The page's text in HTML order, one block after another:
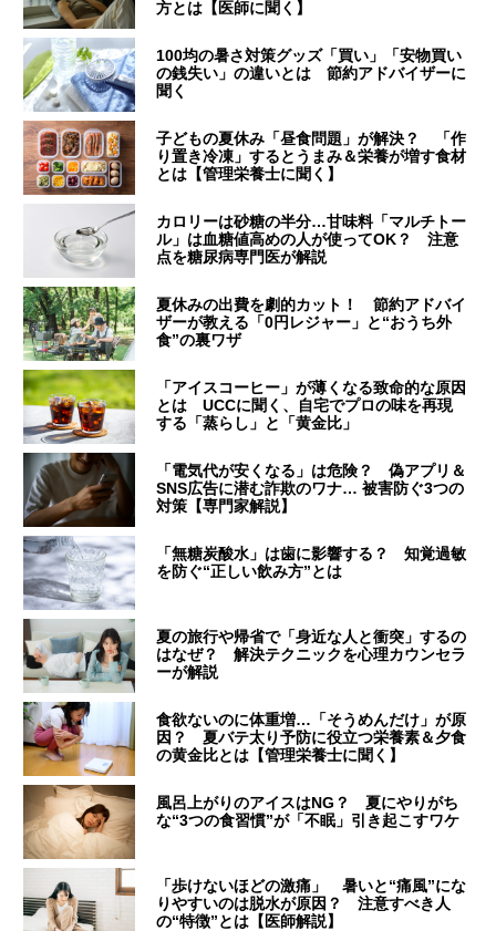
方とは【医師に聞く】
100均の暑さ対策グッズ「買い」「安物買い
の銭失い」の違いとは 節約アドバイザーに
聞く
子どもの夏休み「昼食問題」が解決？ 「作
り置き冷凍」するとうまみ＆栄養が増す食材
とは【管理栄養士に聞く】
カロリーは砂糖の半分…甘味料「マルチトー
ル」は血糖値高めの人が使ってOK？ 注意
点を糖尿病専門医が解説
夏休みの出費を劇的カット！ 節約アドバイ
ザーが教える「0円レジャー」と“おうち外
食”の裏ワザ
「アイスコーヒー」が薄くなる致命的な原因
とは UCCに聞く、自宅でプロの味を再現
する「蒸らし」と「黄金比」
「電気代が安くなる」は危険？ 偽アプリ＆
SNS広告に潜む詐欺のワナ… 被害防ぐ3つの
対策【専門家解説】
「無糖炭酸水」は歯に影響する？ 知覚過敏
を防ぐ“正しい飲み方”とは
夏の旅行や帰省で「身近な人と衝突」するの
はなぜ？ 解決テクニックを心理カウンセラ
ーが解説
食欲ないのに体重増…「そうめんだけ」が原
因？ 夏バテ太り予防に役立つ栄養素＆夕食
の黄金比とは【管理栄養士に聞く】
風呂上がりのアイスはNG？ 夏にやりがち
な“3つの食習慣”が「不眠」引き起こすワケ
「歩けないほどの激痛」 暑いと“痛風”にな
りやすいのは脱水が原因？ 注意すべき人
の“特徴”とは【医師解説】